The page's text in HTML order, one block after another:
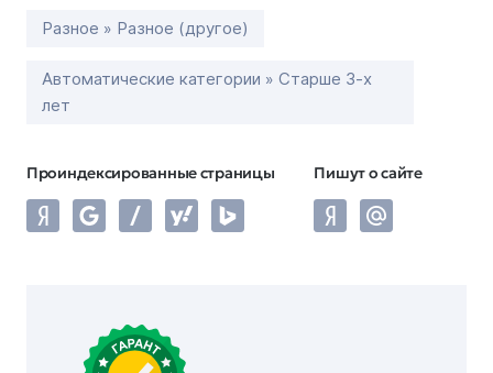
Разное » Разное (другое)
Автоматические категории » Старше 3-х
лет
Проиндексированные страницы Пишут о сайте